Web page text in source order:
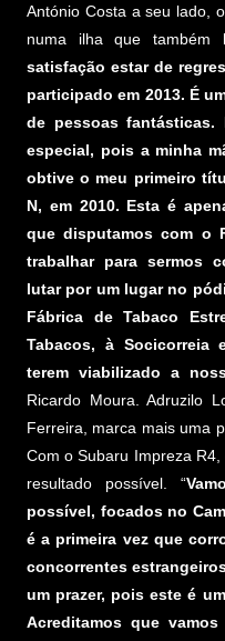
António Costa a seu lado,
numa ilha que também
satisfação estar de
participado em 2013. É
de pessoas
especial, pois a minha
obtive o meu primeiro
N, em 2010. Esta é
que disputamos com o
trabalhar para sermos
lutar por um lugar no
Fábrica de Tabaco
Tabacos, à Socicorreia
terem viabilizado a
Ricardo Moura. Adruzilo
Ferreira, marca mais uma
Com o Subaru Impreza
resultado possível. “
possível, focados no
é a primeira vez que
concorrentes
um prazer, pois este é
Acreditamos que